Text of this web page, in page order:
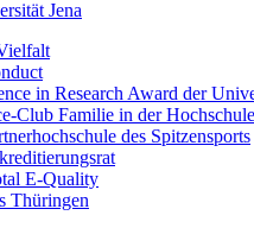
Jena
in Research Award der
Club Familie in der Hochschule
des Spitzensports
E-Quality
Thüringen